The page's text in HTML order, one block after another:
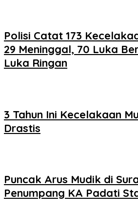
Polisi Catat 173
29 Meninggal, 70 Luka
Luka Ringan
3 Tahun Ini Kecelakaan
Drastis
Puncak Arus Mudik di
Penumpang KA Padati